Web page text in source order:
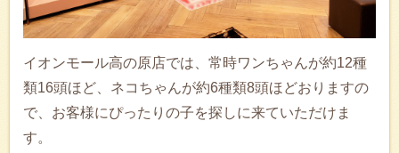
イオンモール高の原店では、常時ワンちゃんが約12種
類16頭ほど、ネコちゃんが約6種類8頭ほどおりますの
で、お客様にぴったりの子を探しに来ていただけま
す。